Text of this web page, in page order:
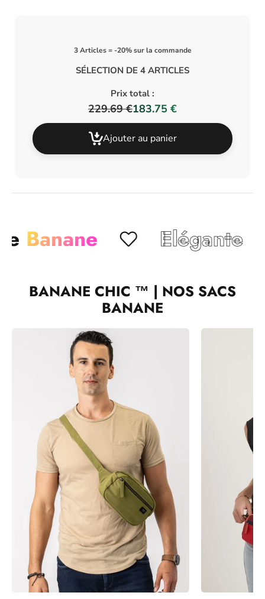
SÉLECTION DE 4 ARTICLES
Prix total :
229.69 €183.75 €
Ajouter au panier
3 Articles = -20% sur la commande
Elégante Chic
BANANE CHIC ™ | NOS SACS
BANANE